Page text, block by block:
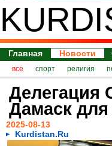
Главная Новости
все спорт религия
Делегация
Дамаск
2025-08-13
Kurdistan.Ru